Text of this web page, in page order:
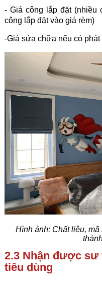
- Giá công lắp đặt (nhiều
công lắp đặt vào giá rèm)
-Giá sửa chữa nếu có phát
Hình ảnh: Chất liệu,
2.3 Nhận được
tiêu dùng